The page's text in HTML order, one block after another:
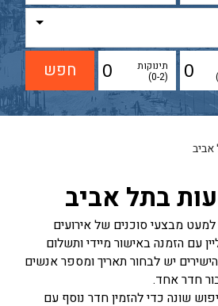
תינוקות
(0-2)
אביב
בתל אביב
מבצעי סוכנים של אירועים
עם הזמנה באישור מיידי ותשלום
יש לבחור תאריך ומספר אנשים
חדר אחד.
שונה כדי להזמין חדר נוסף עם